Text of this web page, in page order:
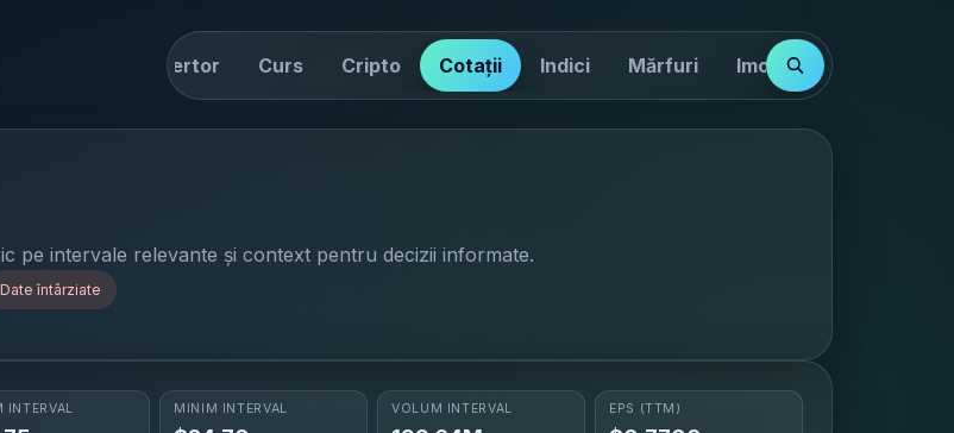
Convertor Curs Cripto Cotații Indici Mărfuri Imobiliare
pe intervale relevante și context pentru decizii informate.
Date întârziate
INTERVAL MINIM INTERVAL VOLUM INTERVAL EPS (TTM)